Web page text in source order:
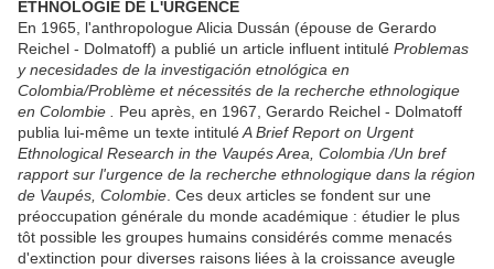
ETHNOLOGIE DE L'URGENCE
En 1965, l'anthropologue Alicia Dussán (épouse de Gerardo
Reichel - Dolmatoff) a publié un article influent intitulé Problemas
y necesidades de la investigación etnológica en
Colombia/Problème et nécessités de la recherche ethnologique
en Colombie .
Peu après, en 1967, Gerardo Reichel - Dolmatoff
publia lui-même un texte intituléA Brief Report on Urgent
Ethnological Research in the Vaupés Area, Colombia /Un bref
rapport sur l'urgence de la recherche ethnologique dans la région
de Vaupés, Colombie . Ces deux articles se fondent sur une
préoccupation générale du monde académique : étudier le plus
tôt possible les groupes humains considérés comme menacés
d'extinction pour diverses raisons liées à la croissance aveugle